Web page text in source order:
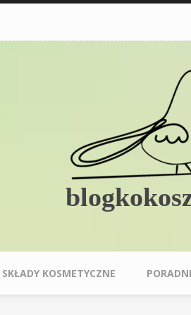
SKŁADY KOSMETYCZNE